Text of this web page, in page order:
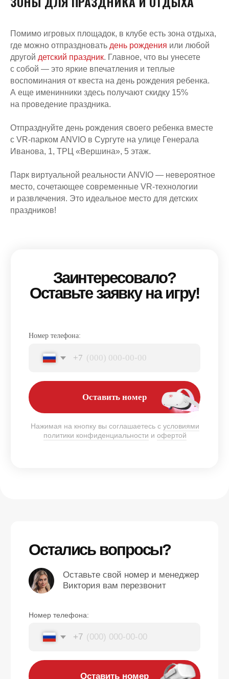
Помимо игровых площадок, в клубе есть зона отдыха,
где можно отпраздновать день рождения или любой
другой детский праздник. Главное, что вы унесете
с собой — это яркие впечатления и теплые
воспоминания от квеста на день рождения ребенка.
А еще именинники здесь получают скидку 15%
на проведение праздника.
Отпразднуйте день рождения своего ребенка вместе
с VR-парком ANVIO в Сургуте на улице Генерала
Иванова, 1, ТРЦ «Вершина», 5 этаж.
Парк виртуальной реальности ANVIO — невероятное
место, сочетающее современные VR-технологии
и развлечения. Это идеальное место для детских
праздников!
ТЦ Вершина / 33-й микрорайон — 250 м
Сайт запущенKete Design
Остались вопросы?
Оставьте свой номер и менеджер
Виктория вам перезвонит
+7
Оставить номер
Нажимая на кнопку вы соглашаетесь
условиями политики конфиденциальности
офертой
"Вершина", этаж 5
+7 (346) 269-04-44 surgut@anviovr.com
РЕЖИМ РАБОТЫ
ПН-ВС: 10:00 - 22:15
МЫ В СОЦИАЛЬНЫХ СЕТЯХ